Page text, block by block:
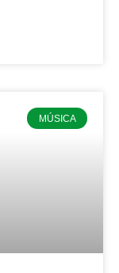
MÚSICA